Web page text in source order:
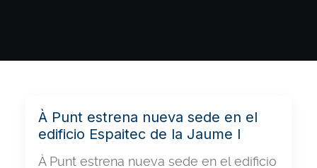
À Punt estrena nueva sede en el
edificio Espaitec de la Jaume I
À Punt estrena nueva sede en el edificio